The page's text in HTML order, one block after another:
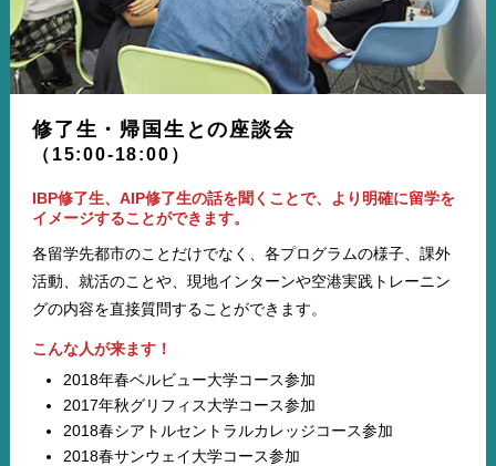
修了生・帰国生との座談会
（15:00-18:00）
IBP修了生、AIP修了生の話を聞くことで、より明確に留学を
イメージすることができます。
各留学先都市のことだけでなく、各プログラムの様子、課外
活動、就活のことや、現地インターンや空港実践トレーニン
グの内容を直接質問することができます。
こんな人が来ます！
2018年春ベルビュー大学コース参加
2017年秋グリフィス大学コース参加
2018春シアトルセントラルカレッジコース参加
2018春サンウェイ大学コース参加